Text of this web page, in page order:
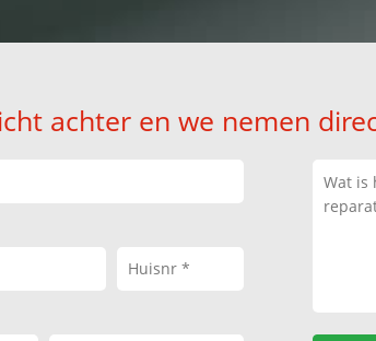
achter en we nemen